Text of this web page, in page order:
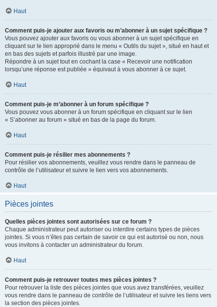
Haut
Comment puis-je ajouter aux favoris ou m’abonner à un sujet spécifique ?
Vous pouvez ajouter aux favoris ou vous abonner à un sujet spécifique en
cliquant sur le lien approprié dans le menu « Outils du sujet », situé en haut et
en bas des sujets et parfois illustré par une image.
Répondre à un sujet tout en cochant la case « Recevoir une notification
lorsqu’une réponse est publiée » équivaut à vous abonner à ce sujet.
Haut
Comment puis-je m’abonner à un forum spécifique ?
Vous pouvez vous abonner à un forum spécifique en cliquant sur le lien
« S’abonner au forum » situé en bas de la page du forum.
Haut
Comment puis-je résilier mes abonnements ?
Pour résilier vos abonnements, veuillez vous rendre dans le panneau de
contrôle de l’utilisateur et suivre le lien vers vos abonnements.
Haut
Pièces jointes
Quelles pièces jointes sont autorisées sur ce forum ?
Chaque administrateur peut autoriser ou interdire certains types de pièces
jointes. Si vous n’êtes pas certain de savoir ce qui est autorisé ou non, nous
vous invitons à contacter un administrateur du forum.
Haut
Comment puis-je retrouver toutes mes pièces jointes ?
Pour retrouver la liste des pièces jointes que vous avez transférées, veuillez
vous rendre dans le panneau de contrôle de l’utilisateur et suivre les liens vers
la section des pièces jointes.